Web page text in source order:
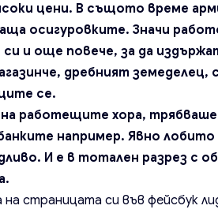
цени. В същото време
осигуровките. Значи
и още повече, за да
дребният
се.
работещите хора, трябваше
например. Явно
И е в тотален разрез с
на страницата си във фейсбук